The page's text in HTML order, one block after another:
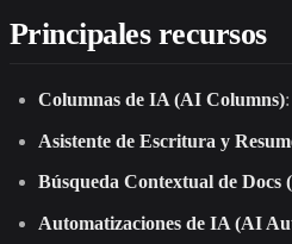
Principales recursos
Columnas de IA (AI Columns)
Asistente de Escritura y
Búsqueda Contextual de Docs
Automatizaciones de IA (AI